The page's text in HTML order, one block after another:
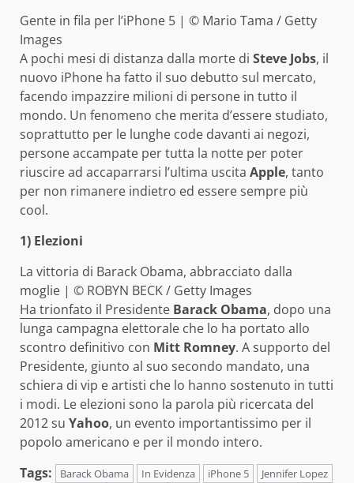
Gente in fila per l’iPhone 5 | © Mario Tama / Getty
Images
A pochi mesi di distanza dalla morte di Steve Jobs, il
nuovo iPhone ha fatto il suo debutto sul mercato,
facendo impazzire milioni di persone in tutto il
mondo. Un fenomeno che merita d’essere studiato,
soprattutto per le lunghe code davanti ai negozi,
persone accampate per tutta la notte per poter
riuscire ad accaparrarsi l’ultima uscita Apple, tanto
per non rimanere indietro ed essere sempre più
cool.
1) Elezioni
La vittoria di Barack Obama, abbracciato dalla
moglie | © ROBYN BECK / Getty Images
Ha trionfato il Presidente Barack Obama, dopo una
lunga campagna elettorale che lo ha portato allo
scontro definitivo con Mitt Romney. A supporto del
Presidente, giunto al suo secondo mandato, una
schiera di vip e artisti che lo hanno sostenuto in tutti
i modi. Le elezioni sono la parola più ricercata del
2012 su Yahoo, un evento importantissimo per il
popolo americano e per il mondo intero.
Tags:
Barack Obama In Evidenza iPhone 5
Jennifer Lopez